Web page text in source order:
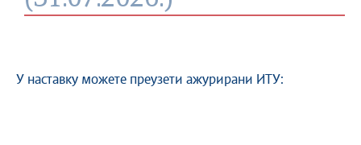
У наставку можете преузети ажурирани ИТУ: